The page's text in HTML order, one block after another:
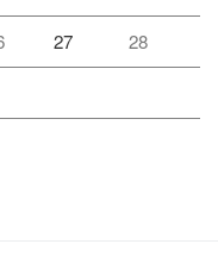
27 28